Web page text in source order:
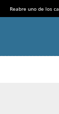
Reabre uno de los